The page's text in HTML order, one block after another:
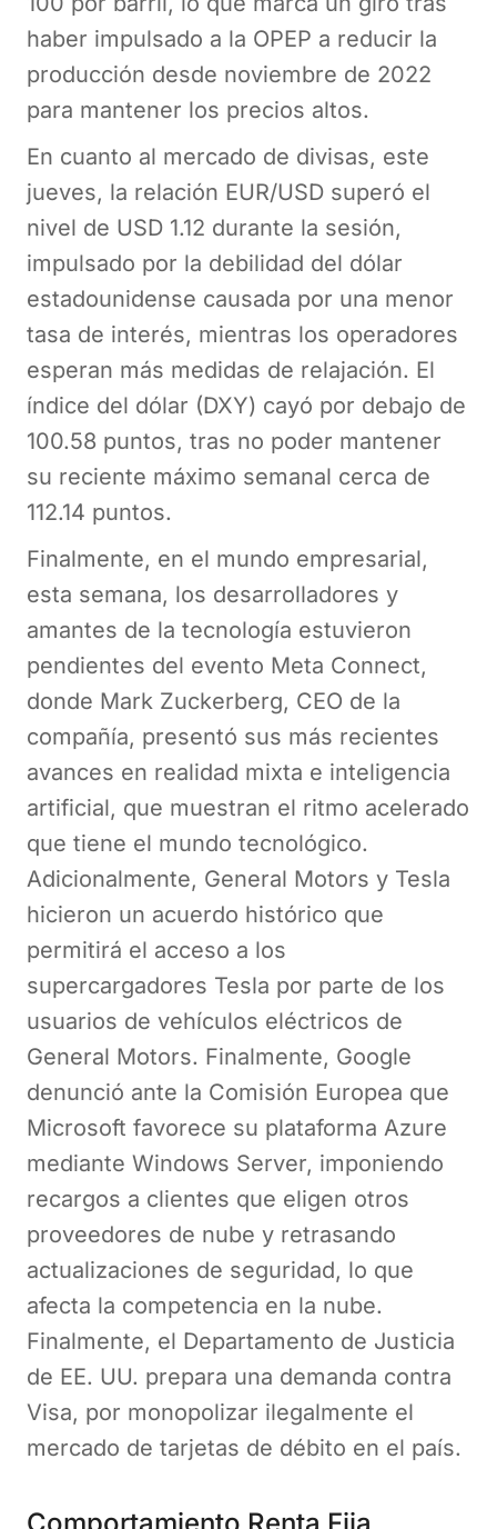
haber impulsado a la OPEP a reducir la
producción desde noviembre de 2022
para mantener los precios altos.
En cuanto al mercado de divisas, este
jueves, la relación EUR/USD superó el
nivel de USD 1.12 durante la sesión,
impulsado por la debilidad del dólar
estadounidense causada por una menor
tasa de interés, mientras los operadores
esperan más medidas de relajación. El
índice del dólar (DXY) cayó por debajo de
100.58 puntos, tras no poder mantener
su reciente máximo semanal cerca de
112.14 puntos.
Finalmente, en el mundo empresarial,
esta semana, los desarrolladores y
amantes de la tecnología estuvieron
pendientes del evento Meta Connect,
donde Mark Zuckerberg, CEO de la
compañía, presentó sus más recientes
avances en realidad mixta e inteligencia
artificial, que muestran el ritmo acelerado
que tiene el mundo tecnológico.
Adicionalmente, General Motors y Tesla
hicieron un acuerdo histórico que
permitirá el acceso a los
supercargadores Tesla por parte de los
usuarios de vehículos eléctricos de
General Motors. Finalmente, Google
denunció ante la Comisión Europea que
Microsoft favorece su plataforma Azure
mediante Windows Server, imponiendo
recargos a clientes que eligen otros
proveedores de nube y retrasando
actualizaciones de seguridad, lo que
afecta la competencia en la nube.
Finalmente, el Departamento de Justicia
de EE. UU. prepara una demanda contra
Visa, por monopolizar ilegalmente el
mercado de tarjetas de débito en el país.